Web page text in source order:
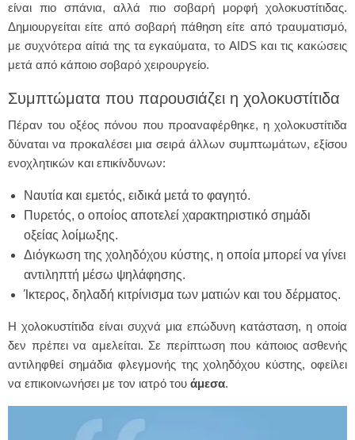
είναι πιο σπάνια, αλλά πιο σοβαρή μορφή χολοκυστίτιδας.
Δημιουργείται είτε από σοβαρή πάθηση είτε από τραυματισμό,
με συχνότερα αίτιά της τα εγκαύματα, το AIDS και τις κακώσεις
μετά από κάποιο σοβαρό χειρουργείο.
Συμπτώματα που παρουσιάζει η χολοκυστίτιδα
Πέραν του οξέος πόνου που προαναφέρθηκε, η χολοκυστίτιδα
δύναται να προκαλέσει μια σειρά άλλων συμπτωμάτων, εξίσου
ενοχλητικών και επικίνδυνων:
Ναυτία και εμετός, ειδικά μετά το φαγητό.
Πυρετός, ο οποίος αποτελεί χαρακτηριστικό σημάδι
οξείας λοίμωξης.
Διόγκωση της χοληδόχου κύστης, η οποία μπορεί να γίνει
αντιληπτή μέσω ψηλάφησης.
Ίκτερος, δηλαδή κιτρίνισμα των ματιών και του δέρματος.
Η χολοκυστίτιδα είναι συχνά μια επώδυνη κατάσταση, η οποία
δεν πρέπει να αμελείται. Σε περίπτωση που κάποιος ασθενής
αντιληφθεί σημάδια φλεγμονής της χοληδόχου κύστης, οφείλει
να επικοινωνήσει με τον ιατρό του άμεσα.